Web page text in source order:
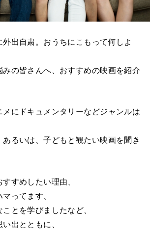
出自粛。おうちにこもって何しよ
みの皆さんへ、おすすめの映画を紹介
メにドキュメンタリーなどジャンルは
るいは、子どもと観たい映画を聞き
すめしたい理由、
ってます、
とを学びましたなど、
出とともに、